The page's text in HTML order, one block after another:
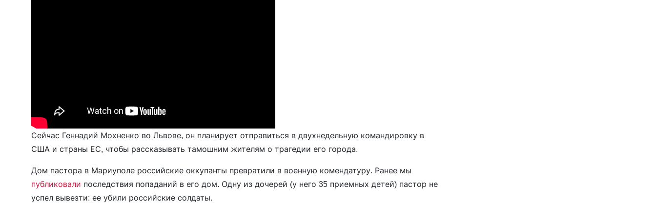
Сейчас Геннадий Мохненко во Львове, он планирует отправиться в двухнедельную командировку в
США и страны ЕС, чтобы рассказывать тамошним жителям о трагедии его города.
Дом пастора в Мариуполе российские оккупанты превратили в военную комендатуру. Ранее мы
публиковали последствия попаданий в его дом. Одну из дочерей (у него 35 приемных детей) пастор не
успел вывезти: ее убили российские солдаты.